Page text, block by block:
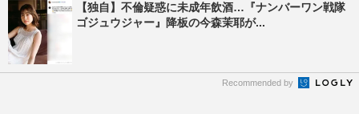
【独自】不倫疑惑に未成年飲酒…『ナンバーワン戦隊
ゴジュウジャー』降板の今森茉耶が...
Recommended by